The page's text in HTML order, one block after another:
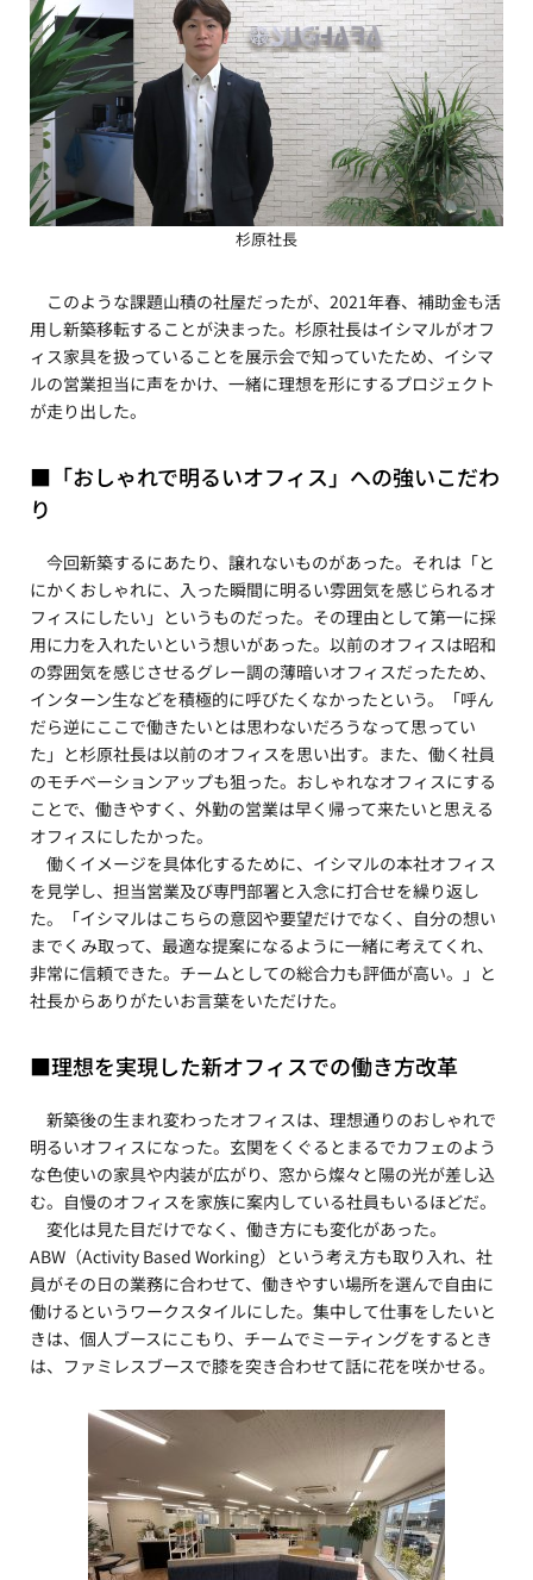
杉原社長
このような課題山積の社屋だったが、2021年春、補助金も活
用し新築移転することが決まった。杉原社長はイシマルがオフ
ィス家具を扱っていることを展示会で知っていたため、イシマ
ルの営業担当に声をかけ、一緒に理想を形にするプロジェクト
が走り出した。
■「おしゃれで明るいオフィス」への強いこだわ
り
今回新築するにあたり、譲れないものがあった。それは「と
にかくおしゃれに、入った瞬間に明るい雰囲気を感じられるオ
フィスにしたい」というものだった。その理由として第一に採
用に力を入れたいという想いがあった。以前のオフィスは昭和
の雰囲気を感じさせるグレー調の薄暗いオフィスだったため、
インターン生などを積極的に呼びたくなかったという。「呼ん
だら逆にここで働きたいとは思わないだろうなって思ってい
た」と杉原社長は以前のオフィスを思い出す。また、働く社員
のモチベーションアップも狙った。おしゃれなオフィスにする
ことで、働きやすく、外勤の営業は早く帰って来たいと思える
オフィスにしたかった。
働くイメージを具体化するために、イシマルの本社オフィス
を見学し、担当営業及び専門部署と入念に打合せを繰り返し
た。「イシマルはこちらの意図や要望だけでなく、自分の想い
までくみ取って、最適な提案になるように一緒に考えてくれ、
非常に信頼できた。チームとしての総合力も評価が高い。」と
社長からありがたいお言葉をいただけた。
■理想を実現した新オフィスでの働き方改革
新築後の生まれ変わったオフィスは、理想通りのおしゃれで
明るいオフィスになった。玄関をくぐるとまるでカフェのよう
な色使いの家具や内装が広がり、窓から燦々と陽の光が差し込
む。自慢のオフィスを家族に案内している社員もいるほどだ。
変化は見た目だけでなく、働き方にも変化があった。
ABW（Activity Based Working）という考え方も取り入れ、社
員がその日の業務に合わせて、働きやすい場所を選んで自由に
働けるというワークスタイルにした。集中して仕事をしたいと
きは、個人ブースにこもり、チームでミーティングをするとき
は、ファミレスブースで膝を突き合わせて話に花を咲かせる。